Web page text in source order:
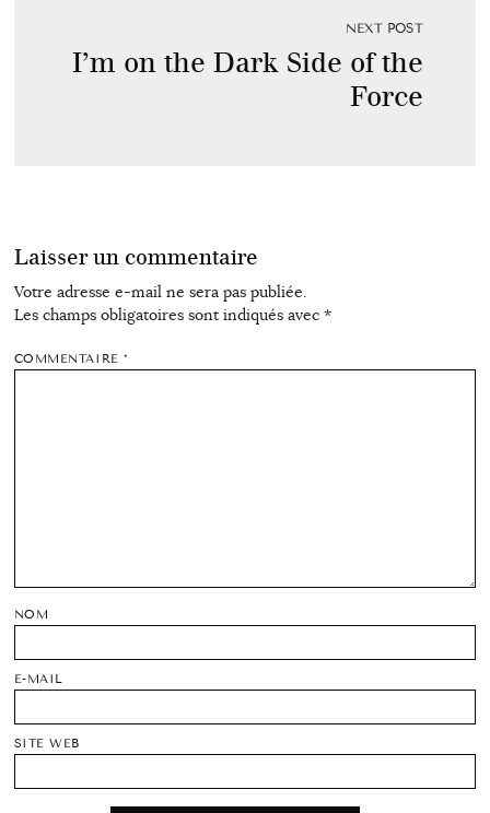
NEXT POST
I’m on the Dark Side of the
Force
Laisser un commentaire
Votre adresse e-mail ne sera pas publiée.
Les champs obligatoires sont indiqués avec *
COMMENTAIRE*
NOM
E-MAIL
SITE WEB